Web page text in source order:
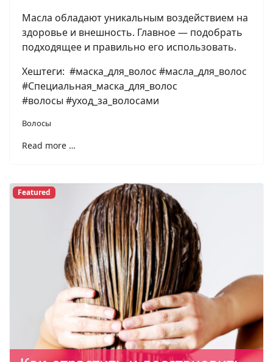
Масла обладают уникальным воздействием на
здоровье и внешность. Главное — подобрать
подходящее и правильно его использовать.
Хештеги: #маска_для_волос #масла_для_волос
#Специальная_маска_для_волос
#волосы #уход_за_волосами
Волосы
Read more …
Featured